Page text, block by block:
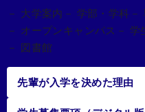
－ 大学案内 － 学部・学科 －
－ オープンキャンパス － 学
－ 図書館
先輩が入学を決めた理由